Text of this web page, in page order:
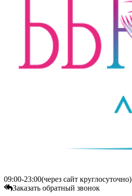
09:00-23:00(через сайт круглосуточно)
Заказать обратный звонок